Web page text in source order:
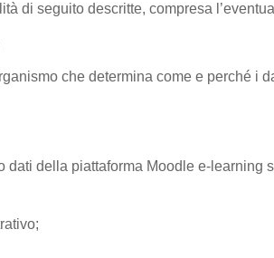
di seguito descritte, compresa
che determina come e perché
dati della piattaforma Moodle e-learning